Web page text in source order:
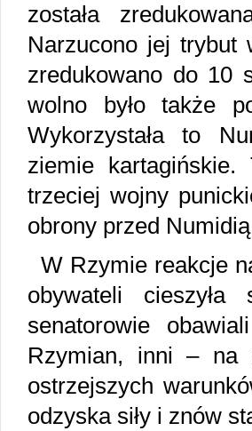
została
Narzucono jej trybut
zredukowano do 10
wolno było także
Wykorzystała to
ziemie
trzeciej wojny
obrony przed
W Rzymie reakcje
obywateli
senatorowie
Rzymian, inni – na
ostrzejszych
odzyska siły i znów